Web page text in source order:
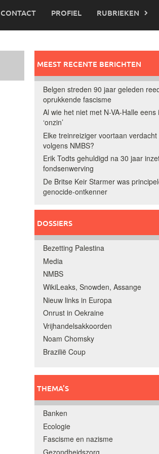
CONTACT PROFIEL RUBRIEKEN
MEEST RECENTE BERICHTEN
Belgen streden 90 jaar geleden
oprukkende fascisme
Al wie het niet met N-VA-Halle eens
‘onzin’
Elke treinreiziger voortaan
volgens NMBS?
Erik Todts gehuldigd na 30 jaar
fondsenwerving
De Britse Keir Starmer was
genocide-ontkenner
DOSSIERS
Bezetting Palestina
Media
NMBS
WikiLeaks, Snowden, Assange
Nieuw links in Europa
Onrust in Oekraine
Vrijhandelsakkoorden
Noam Chomsky
Brazilië Coup
THEMA’S
Banken
Ecologie
Fascisme en nazisme
Gezondheidszorg